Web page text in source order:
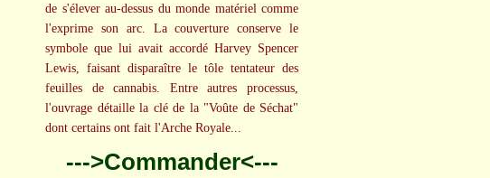
de s'élever au-dessus du monde matériel comme
l'exprime son arc. La couverture conserve le
symbole que lui avait accordé Harvey Spencer
Lewis, faisant disparaître le tôle tentateur des
feuilles de cannabis. Entre autres processus,
l'ouvrage détaille la clé de la "Voûte de Séchat"
dont certains ont fait l'Arche Royale...
--->Commander<---